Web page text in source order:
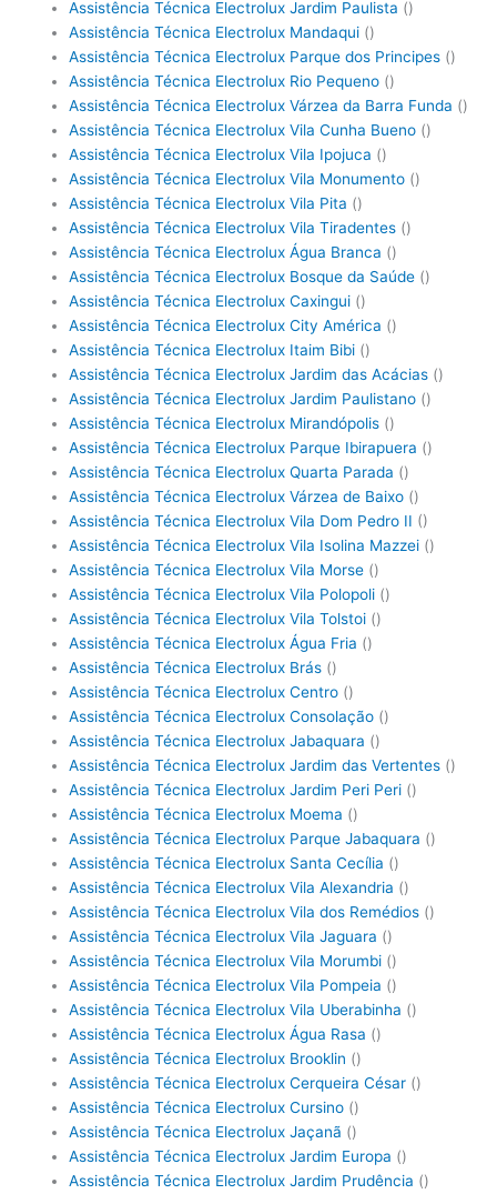
Assistência Técnica Electrolux Jardim Paulista ()
Assistência Técnica Electrolux Mandaqui ()
Assistência Técnica Electrolux Parque dos Principes ()
Assistência Técnica Electrolux Rio Pequeno ()
Assistência Técnica Electrolux Várzea da Barra Funda ()
Assistência Técnica Electrolux Vila Cunha Bueno ()
Assistência Técnica Electrolux Vila Ipojuca ()
Assistência Técnica Electrolux Vila Monumento ()
Assistência Técnica Electrolux Vila Pita ()
Assistência Técnica Electrolux Vila Tiradentes ()
Assistência Técnica Electrolux Água Branca ()
Assistência Técnica Electrolux Bosque da Saúde ()
Assistência Técnica Electrolux Caxingui ()
Assistência Técnica Electrolux City América ()
Assistência Técnica Electrolux Itaim Bibi ()
Assistência Técnica Electrolux Jardim das Acácias ()
Assistência Técnica Electrolux Jardim Paulistano ()
Assistência Técnica Electrolux Mirandópolis ()
Assistência Técnica Electrolux Parque Ibirapuera ()
Assistência Técnica Electrolux Quarta Parada ()
Assistência Técnica Electrolux Várzea de Baixo ()
Assistência Técnica Electrolux Vila Dom Pedro II ()
Assistência Técnica Electrolux Vila Isolina Mazzei ()
Assistência Técnica Electrolux Vila Morse ()
Assistência Técnica Electrolux Vila Polopoli ()
Assistência Técnica Electrolux Vila Tolstoi ()
Assistência Técnica Electrolux Água Fria ()
Assistência Técnica Electrolux Brás ()
Assistência Técnica Electrolux Centro ()
Assistência Técnica Electrolux Consolação ()
Assistência Técnica Electrolux Jabaquara ()
Assistência Técnica Electrolux Jardim das Vertentes ()
Assistência Técnica Electrolux Jardim Peri Peri ()
Assistência Técnica Electrolux Moema ()
Assistência Técnica Electrolux Parque Jabaquara ()
Assistência Técnica Electrolux Santa Cecília ()
Assistência Técnica Electrolux Vila Alexandria ()
Assistência Técnica Electrolux Vila dos Remédios ()
Assistência Técnica Electrolux Vila Jaguara ()
Assistência Técnica Electrolux Vila Morumbi ()
Assistência Técnica Electrolux Vila Pompeia ()
Assistência Técnica Electrolux Vila Uberabinha ()
Assistência Técnica Electrolux Água Rasa ()
Assistência Técnica Electrolux Brooklin ()
Assistência Técnica Electrolux Cerqueira César ()
Assistência Técnica Electrolux Cursino ()
Assistência Técnica Electrolux Jaçanã ()
Assistência Técnica Electrolux Jardim Europa ()
Assistência Técnica Electrolux Jardim Prudência ()